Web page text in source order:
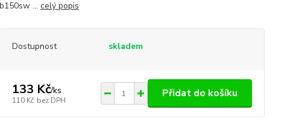
b150sw ... celý popis
Dostupnost skladem
133 Kč/ks
110 Kč bez DPH
Přidat do košíku